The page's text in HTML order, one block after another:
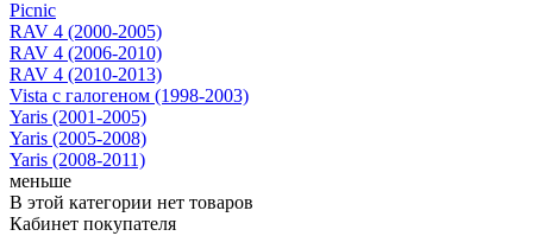
Picnic
RAV 4 (2000-2005)
RAV 4 (2006-2010)
RAV 4 (2010-2013)
Vista с галогеном (1998-2003)
Yaris (2001-2005)
Yaris (2005-2008)
Yaris (2008-2011)
меньше
В этой категории нет товаров
Кабинет покупателя